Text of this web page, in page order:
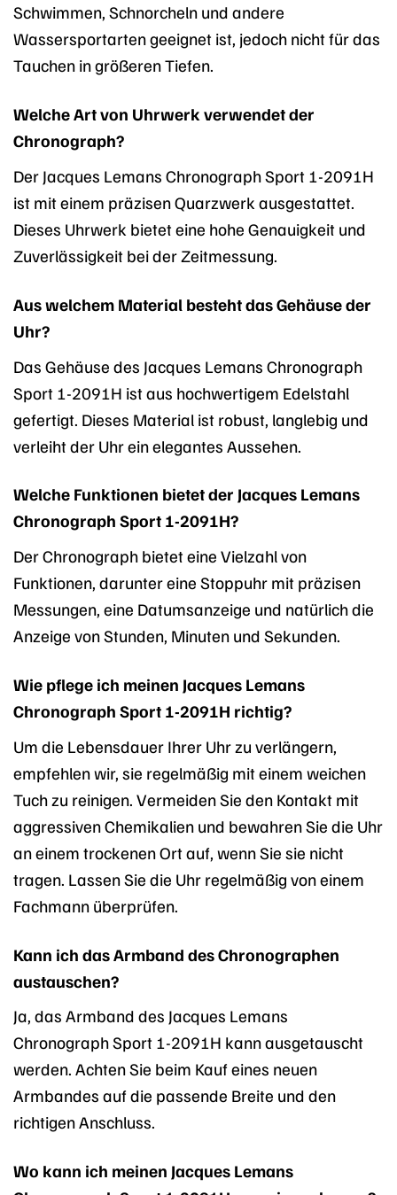
Schwimmen, Schnorcheln und andere
Wassersportarten geeignet ist, jedoch nicht für das
Tauchen in größeren Tiefen.
Welche Art von Uhrwerk verwendet der
Chronograph?
Der Jacques Lemans Chronograph Sport 1-2091H
ist mit einem präzisen Quarzwerk ausgestattet.
Dieses Uhrwerk bietet eine hohe Genauigkeit und
Zuverlässigkeit bei der Zeitmessung.
Aus welchem Material besteht das Gehäuse der
Uhr?
Das Gehäuse des Jacques Lemans Chronograph
Sport 1-2091H ist aus hochwertigem Edelstahl
gefertigt. Dieses Material ist robust, langlebig und
verleiht der Uhr ein elegantes Aussehen.
Welche Funktionen bietet der Jacques Lemans
Chronograph Sport 1-2091H?
Der Chronograph bietet eine Vielzahl von
Funktionen, darunter eine Stoppuhr mit präzisen
Messungen, eine Datumsanzeige und natürlich die
Anzeige von Stunden, Minuten und Sekunden.
Wie pflege ich meinen Jacques Lemans
Chronograph Sport 1-2091H richtig?
Um die Lebensdauer Ihrer Uhr zu verlängern,
empfehlen wir, sie regelmäßig mit einem weichen
Tuch zu reinigen. Vermeiden Sie den Kontakt mit
aggressiven Chemikalien und bewahren Sie die Uhr
an einem trockenen Ort auf, wenn Sie sie nicht
tragen. Lassen Sie die Uhr regelmäßig von einem
Fachmann überprüfen.
Kann ich das Armband des Chronographen
austauschen?
Ja, das Armband des Jacques Lemans
Chronograph Sport 1-2091H kann ausgetauscht
werden. Achten Sie beim Kauf eines neuen
Armbandes auf die passende Breite und den
richtigen Anschluss.
Wo kann ich meinen Jacques Lemans